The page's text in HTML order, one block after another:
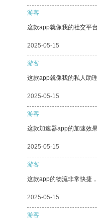
游客
这款app就像我的社交平
2025-05-15
游客
这款app就像我的私人助
2025-05-15
游客
这款加速器app的加速效
2025-05-15
游客
这款app的物流非常快捷
2025-05-15
游客